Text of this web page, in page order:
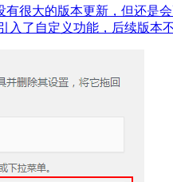
有很大的版本更新，但还
入了自定义功能，后续版